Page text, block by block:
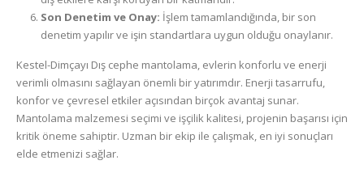
Son Denetim ve Onay: İşlem tamamlandığında, bir son
denetim yapılır ve işin standartlara uygun olduğu onaylanır.
Kestel-Dimçayı Dış cephe mantolama, evlerin konforlu ve enerji
verimli olmasını sağlayan önemli bir yatırımdır. Enerji tasarrufu,
konfor ve çevresel etkiler açısından birçok avantaj sunar.
Mantolama malzemesi seçimi ve işçilik kalitesi, projenin başarısı için
kritik öneme sahiptir. Uzman bir ekip ile çalışmak, en iyi sonuçları
elde etmenizi sağlar.